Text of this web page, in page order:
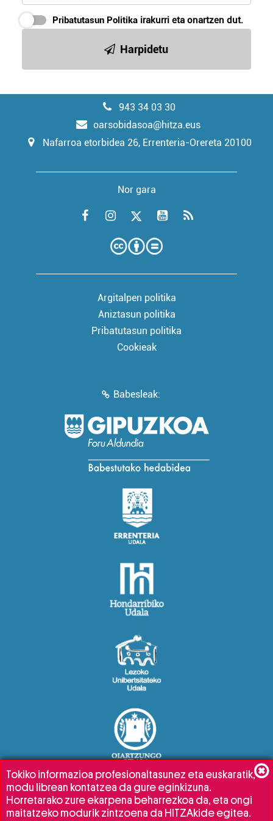
Pribatutasun Politika irakurri eta onartzen dut.
Harpidetu
943 34 03 30
oarsobidasoa@hitza.eus
Nafarroa etorbidea 26, Errenteria-Orereta 20100
Nor gara
Argitalpen politika
Aniztasun politika
Pribatutasun politika
Cookieak
Babesleak:
Tokiko informazioa profesionaltasunez eta euskaratik,
modu librean kontatzea da gure eginkizuna.
Horretarako zure ekarpena beharrezkoa da, eta ongi
maitatzeko modurik zintzoena da HITZAkide egitea.